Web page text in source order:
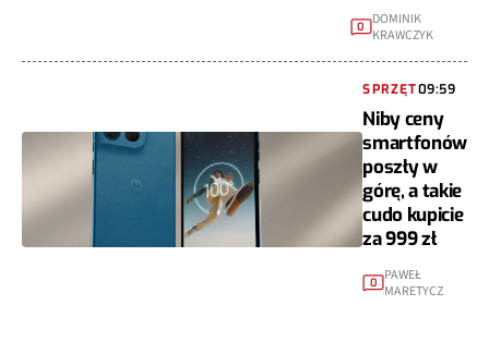
0
DOMINIK
KRAWCZYK
SPRZĘT09:59
Niby ceny
smartfonów
poszły w
górę, a takie
cudo kupicie
za 999 zł
0
PAWEŁ
MARETYCZ